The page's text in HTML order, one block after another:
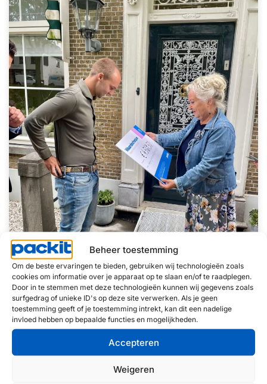
Beheer toestemming
Om de beste ervaringen te bieden, gebruiken wij technologieën zoals
cookies om informatie over je apparaat op te slaan en/of te raadplegen.
Door in te stemmen met deze technologieën kunnen wij gegevens zoals
surfgedrag of unieke ID's op deze site verwerken. Als je geen
toestemming geeft of je toestemming intrekt, kan dit een nadelige
invloed hebben op bepaalde functies en mogelijkheden.
Accepteren
Weigeren
“Het was bijzonder om te zien hoeveel aandacht
en warmte hier geboden wordt,” zegt Rik Bouman.
“Je voelt dat dit een plek is waar mensen écht